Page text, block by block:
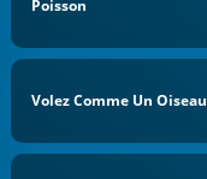
Poisson
Volez Comme Un Oiseau